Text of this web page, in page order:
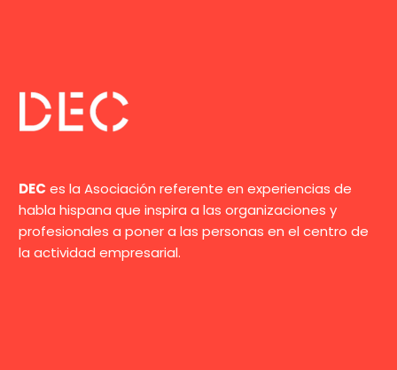
DEC es la Asociación referente en experiencias de
habla hispana que inspira a las organizaciones y
profesionales a poner a las personas en el centro de
la actividad empresarial.